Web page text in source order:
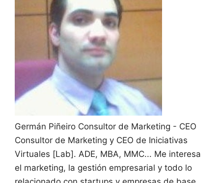
Germán Piñeiro Consultor de Marketing - CEO
Consultor de Marketing y CEO de Iniciativas
Virtuales [Lab]. ADE, MBA, MMC... Me interesa
el marketing, la gestión empresarial y todo lo